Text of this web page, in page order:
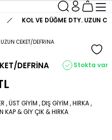
KOL VE DÜĞME DTY. UZUN
DEFRİNA Stokta var
,ÜST GİYİM ,DIŞ GİYİM ,HIRKA ,
KAP & GİY ÇIK & HIRKA